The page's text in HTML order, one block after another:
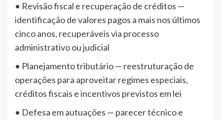
• Revisão fiscal e recuperação de créditos —
identificação de valores pagos a mais nos últimos
cinco anos, recuperáveis via processo
administrativo ou judicial
• Planejamento tributário — reestruturação de
operações para aproveitar regimes especiais,
créditos fiscais e incentivos previstos em lei
• Defesa em autuações — parecer técnico e